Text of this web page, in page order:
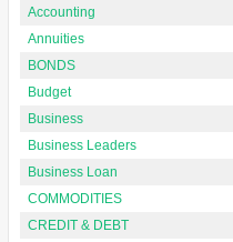
Accounting
Annuities
BONDS
Budget
Business
Business Leaders
Business Loan
COMMODITIES
CREDIT & DEBT